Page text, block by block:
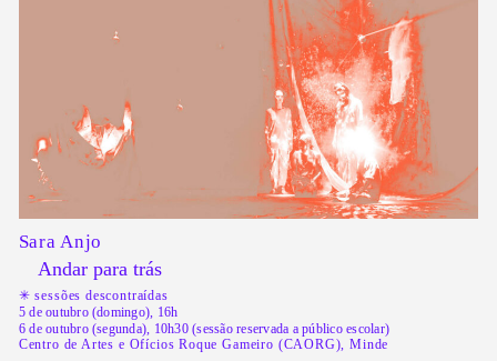
Sara Anjo
Andar para trás
✳︎ sessões descontraídas
5 de outubro (domingo), 16h
6 de outubro (segunda), 10h30 (sessão reservada a público escolar)
Centro de Artes e Ofícios Roque Gameiro (CAORG), Minde